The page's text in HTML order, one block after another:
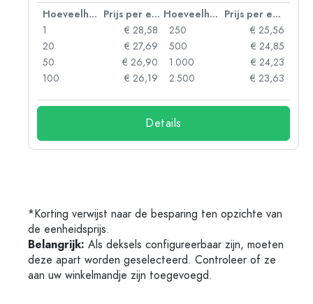
Hoeveelheid Prijs per eenheid Hoeveelheid
Prijs per eenheid
1
€ 28,58
20
€ 27,69
50
€ 26,90
100
€ 26,19
250
€ 25,56
500
€ 24,85
1.000
€ 24,23
2.500
€ 23,63
Details
*Korting verwijst naar de besparing ten opzichte van
de eenheidsprijs.
Belangrijk: Als deksels configureerbaar zijn, moeten
deze apart worden geselecteerd. Controleer of ze
aan uw winkelmandje zijn toegevoegd.